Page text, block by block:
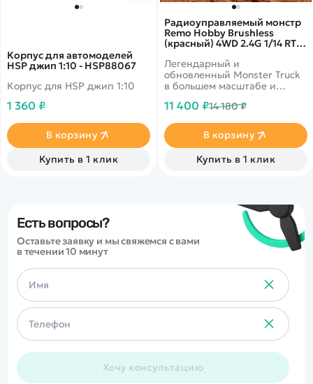
Корпус для автомоделей
HSP джип 1:10 - HSP88067
Корпус для HSP джип 1:10
1 360 ₽
В корзину
Купить в 1 клик
Радиоуправляемый монстр
Remo Hobby Brushless
(красный) 4WD 2.4G 1/14 RTR
Легендарный и
обновленный Monster Truck
в большем масштабе и
металлическими
металлическое шасси.
Светодиодные фары. Новые
маслонаполненные
амортизаторы GTR. Мощный
Бесколлекторный мотор
2848. Аккумулятор Li-po 7.4V
1800mAh. Wheel bar.
11 400 ₽14 180 ₽
В корзину
Купить в 1 клик
Есть вопросы?
Оставьте заявку и мы свяжемся с вами
в течении 10 минут
Хочу консультацию